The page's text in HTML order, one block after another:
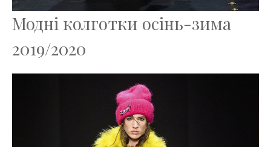
Модні колготки осінь-зима
2019/2020